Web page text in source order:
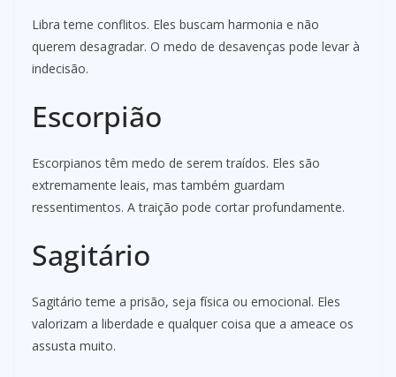
Libra teme conflitos. Eles buscam harmonia e não
querem desagradar. O medo de desavenças pode levar à
indecisão.
Escorpião
Escorpianos têm medo de serem traídos. Eles são
extremamente leais, mas também guardam
ressentimentos. A traição pode cortar profundamente.
Sagitário
Sagitário teme a prisão, seja física ou emocional. Eles
valorizam a liberdade e qualquer coisa que a ameace os
assusta muito.